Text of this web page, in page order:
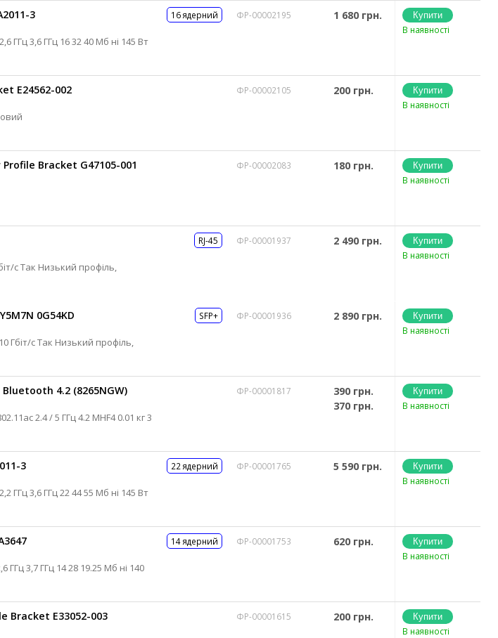
3 16 ядерний ФР-00002195 1 680 грн.
В наявності
E24562-002
планка для мережевої карти 700 3 місяці Новий
ФР-00002105 200 грн.
В наявності
Bracket G47105-001 ФР-00002083 180 грн.
В наявності
RJ-45 ФР-00001937 2 490 грн.
В наявності
0G54KD SFP+ ФР-00001936 2 890 грн.
В наявності
4.2 (8265NGW) ФР-00001817
390 грн.
370 грн.
В наявності
3 22 ядерний ФР-00001765 5 590 грн.
В наявності
14 ядерний ФР-00001753 620 грн.
В наявності
Bracket E33052-003 ФР-00001615 200 грн.
В наявності